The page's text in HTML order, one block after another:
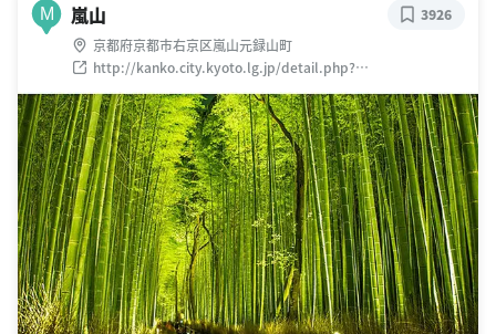
M 嵐山
京都府京都市右京区嵐山元録山町
http://kanko.city.kyoto.lg.jp/detail.php?
InforKindCode=4&ManageCode=6000002
3926